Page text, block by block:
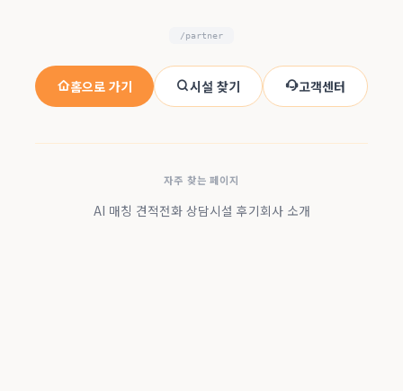
/partner
홈으로 가기 시설 찾기 고객센터
자주 찾는 페이지
AI 매칭 견적전화 상담시설 후기회사 소개